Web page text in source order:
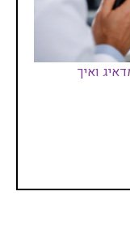
ואיך